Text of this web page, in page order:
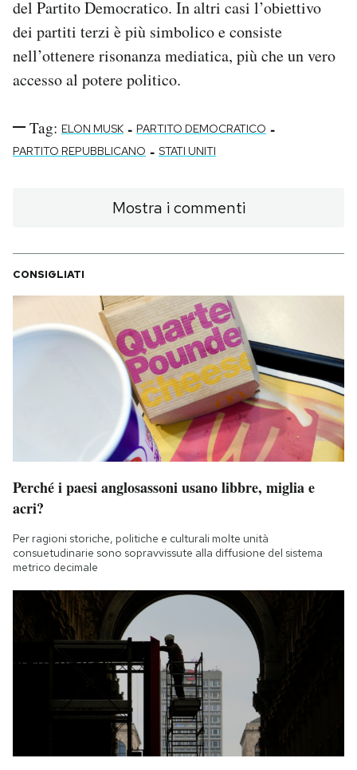
del Partito Democratico. In altri casi l’obiettivo
dei partiti terzi è più simbolico e consiste
nell’ottenere risonanza mediatica, più che un vero
accesso al potere politico.
Tag: ELON MUSK - PARTITO DEMOCRATICO -
PARTITO REPUBBLICANO - STATI UNITI
Mostra i commenti
CONSIGLIATI
Perché i paesi anglosassoni usano libbre, miglia e
acri?
Per ragioni storiche, politiche e culturali molte unità
consuetudinarie sono sopravvissute alla diffusione del sistema
metrico decimale